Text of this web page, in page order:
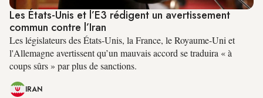
Les États-Unis et l’E3 rédigent un avertissement
commun contre l’Iran
Les législateurs des États-Unis, la France, le Royaume-Uni et
l'Allemagne avertissent qu’un mauvais accord se traduira « à
coups sûrs » par plus de sanctions.
IRAN